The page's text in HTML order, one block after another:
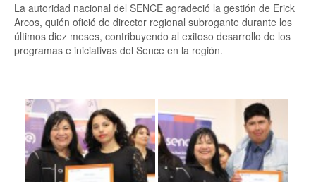
La autoridad nacional del SENCE agradeció la gestión de Erick
Arcos, quién ofició de director regional subrogante durante los
últimos diez meses, contribuyendo al exitoso desarrollo de los
programas e iniciativas del Sence en la región.